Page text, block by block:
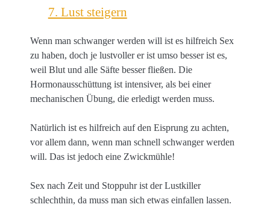
7. Lust steigern
Wenn man schwanger werden will ist es hilfreich Sex
zu haben, doch je lustvoller er ist umso besser ist es,
weil Blut und alle Säfte besser fließen. Die
Hormonausschüttung ist intensiver, als bei einer
mechanischen Übung, die erledigt werden muss.
Natürlich ist es hilfreich auf den Eisprung zu achten,
vor allem dann, wenn man schnell schwanger werden
will. Das ist jedoch eine Zwickmühle!
Sex nach Zeit und Stoppuhr ist der Lustkiller
schlechthin, da muss man sich etwas einfallen lassen.